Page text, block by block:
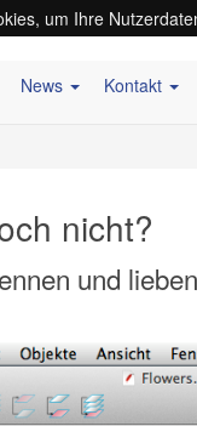
um Ihre
News Kontakt
nicht?
und